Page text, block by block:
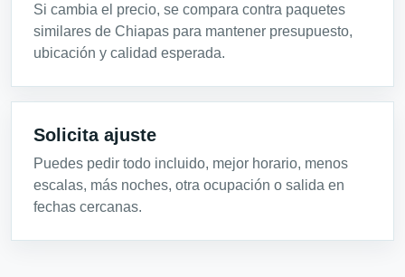
Si cambia el precio, se compara contra paquetes
similares de Chiapas para mantener presupuesto,
ubicación y calidad esperada.
Solicita ajuste
Puedes pedir todo incluido, mejor horario, menos
escalas, más noches, otra ocupación o salida en
fechas cercanas.